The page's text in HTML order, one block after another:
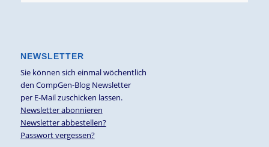
NEWSLETTER
Sie können sich einmal wöchentlich
den CompGen-Blog Newsletter
per E-Mail zuschicken lassen.
Newsletter abonnieren
Newsletter abbestellen?
Passwort vergessen?